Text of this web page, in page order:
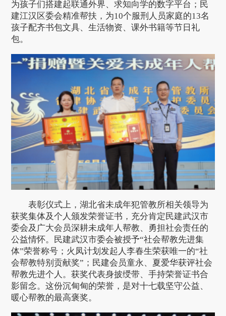
为孩子们搭建起联通外界、求知向学的数字平台；民
建江汉区委会精准帮扶，为10个服刑人员家庭的13名
孩子配齐书包文具、生活物资、课外书籍等节日礼
包。
表彰仪式上，湖北省未成年犯管教所相关领导为
获奖集体及个人颁发荣誉证书，充分肯定民建武汉市
委会及广大会员深耕未成年人帮教、勇担社会责任的
公益情怀。民建武汉市委会被授予“社会帮教先进集
体”荣誉称号；火凤计划发起人李春生荣获唯一的“社
会帮教特别贡献奖”；民建会员童永、夏爱华获评社会
帮教先进个人。获奖代表身披绶带、手持荣誉证书合
影留念。这份沉甸甸的荣誉，是对十七载坚守公益、
暖心帮教的最高褒奖。